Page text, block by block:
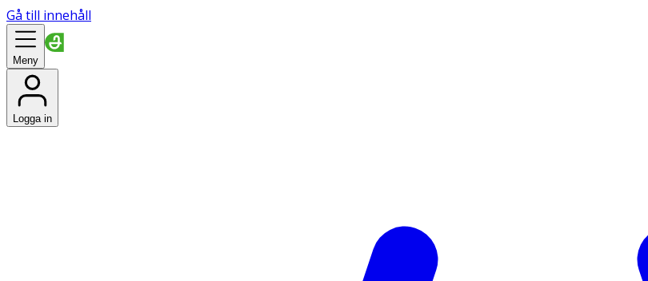
Gå till innehåll
Meny
Logga in